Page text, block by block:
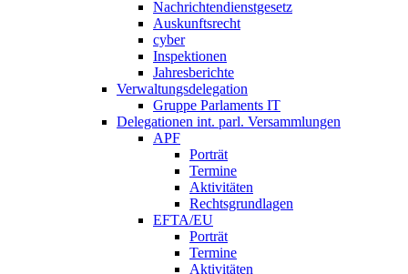
Nachrichtendienstgesetz
Auskunftsrecht
cyber
Inspektionen
Jahresberichte
Verwaltungsdelegation
Gruppe Parlaments IT
Delegationen int. parl. Versammlungen
APF
Porträt
Termine
Aktivitäten
Rechtsgrundlagen
EFTA/EU
Porträt
Termine
Aktivitäten